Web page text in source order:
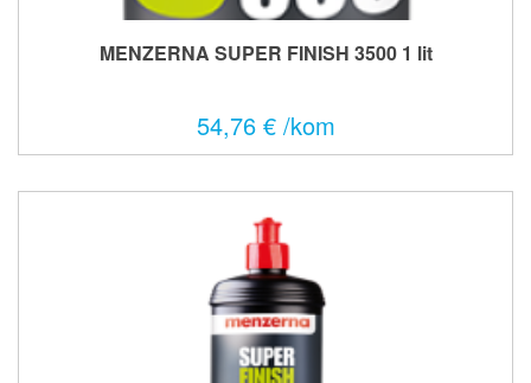
MENZERNA SUPER FINISH 3500 1 lit
54,76 € /kom